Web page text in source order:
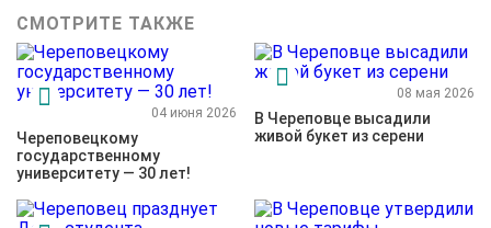
СМОТРИТЕ ТАКЖЕ
04 июня 2026
Череповецкому
государственному
университету — 30 лет!
08 мая 2026
В Череповце высадили
живой букет из серени